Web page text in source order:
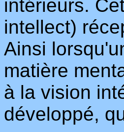
intérieurs.
intellect)
Ainsi
matière
à la vision
développé,